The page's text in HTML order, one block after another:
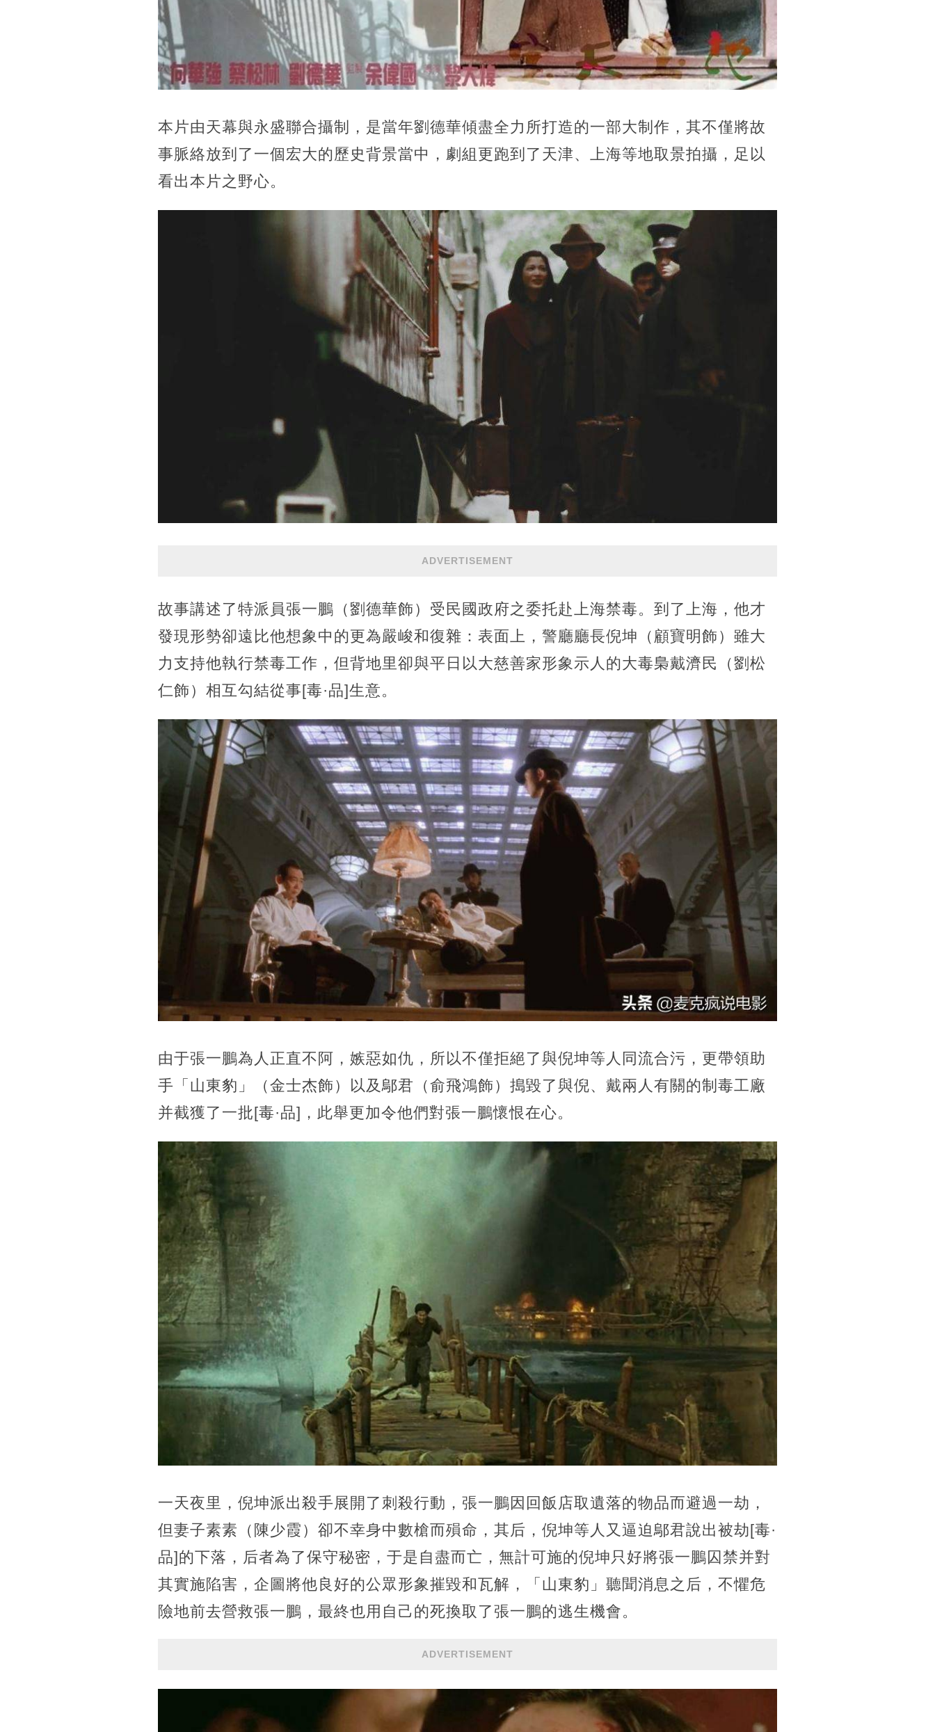
本片由天幕與永盛聯合攝制，是當年劉德華傾盡全力所打造的一部大制作，其不僅將故
事脈絡放到了一個宏大的歷史背景當中，劇組更跑到了天津、上海等地取景拍攝，足以
看出本片之野心。
ADVERTISEMENT
故事講述了特派員張一鵬（劉德華飾）受民國政府之委托赴上海禁毒。到了上海，他才
發現形勢卻遠比他想象中的更為嚴峻和復雜：表面上，警廳廳長倪坤（顧寶明飾）雖大
力支持他執行禁毒工作，但背地里卻與平日以大慈善家形象示人的大毒梟戴濟民（劉松
仁飾）相互勾結從事[毒·品]生意。
由于張一鵬為人正直不阿，嫉惡如仇，所以不僅拒絕了與倪坤等人同流合污，更帶領助
手「山東豹」（金士杰飾）以及鄔君（俞飛鴻飾）搗毀了與倪、戴兩人有關的制毒工廠
并截獲了一批[毒·品]，此舉更加令他們對張一鵬懷恨在心。
一天夜里，倪坤派出殺手展開了刺殺行動，張一鵬因回飯店取遺落的物品而避過一劫，
但妻子素素（陳少霞）卻不幸身中數槍而殞命，其后，倪坤等人又逼迫鄔君說出被劫[毒·
品]的下落，后者為了保守秘密，于是自盡而亡，無計可施的倪坤只好將張一鵬囚禁并對
其實施陷害，企圖將他良好的公眾形象摧毀和瓦解，「山東豹」聽聞消息之后，不懼危
險地前去營救張一鵬，最終也用自己的死換取了張一鵬的逃生機會。
ADVERTISEMENT